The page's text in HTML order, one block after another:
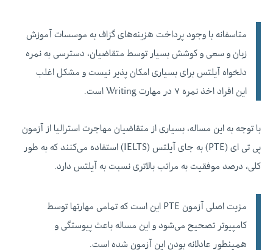
متاسفانه با وجود پرداخت هزینه‌های گزاف به موسسات آموزش
زبان و سعی و کوشش بسیار توسط متقاضیان، دسترسی به نمره
دلخواه آیلتس برای بسیاری امکان پذیر نیست و مشکل اغلب
این افراد اخذ نمره ۷ در مهارت Writing است.
با توجه به این مساله، بسیاری از متقاضیان مهاجرت استرالیا از آزمون
پی تی ای (PTE) به جای آیلتس (IELTS) استفاده می‌کنند که به طور
کلی، درصد موفقیت به مراتب بالاتری نسبت به آیلتس دارد.
مزیت اصلی آزمون PTE این است که تمامی مهارتها توسط
کامپیوتر تصحیح می‌شود و این مساله باعث پیوستگی و
همینطور عادلانه بودن این آزمون شده است.